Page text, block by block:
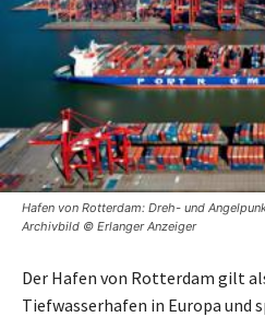
Hafen von Rotterdam: Dreh- und
Archivbild © Erlanger Anzeiger
Der Hafen von Rotterdam gilt
Tiefwasserhafen in Europa und